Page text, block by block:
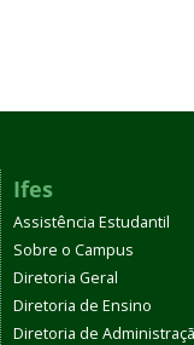
Ifes
Assistência Estudantil
Sobre o Campus
Diretoria Geral
Diretoria de Ensino
Diretoria de